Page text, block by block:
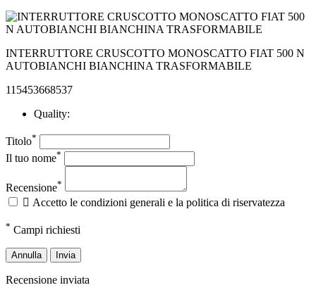
INTERRUTTORE CRUSCOTTO MONOSCATTO FIAT 500 N
AUTOBIANCHI BIANCHINA TRASFORMABILE
115453668537
Quality:
Titolo*
Il tuo nome*
Recensione*
 Accetto le condizioni generali e la politica di riservatezza
* Campi richiesti
Annulla Invia
Recensione inviata